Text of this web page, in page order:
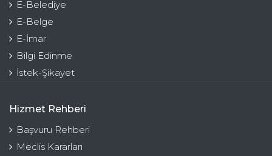
E-Belediye
E-Belge
E-İmar
Bilgi Edinme
İstek-Şikayet
Hizmet Rehberi
Başvuru Rehberi
Meclis Kararları